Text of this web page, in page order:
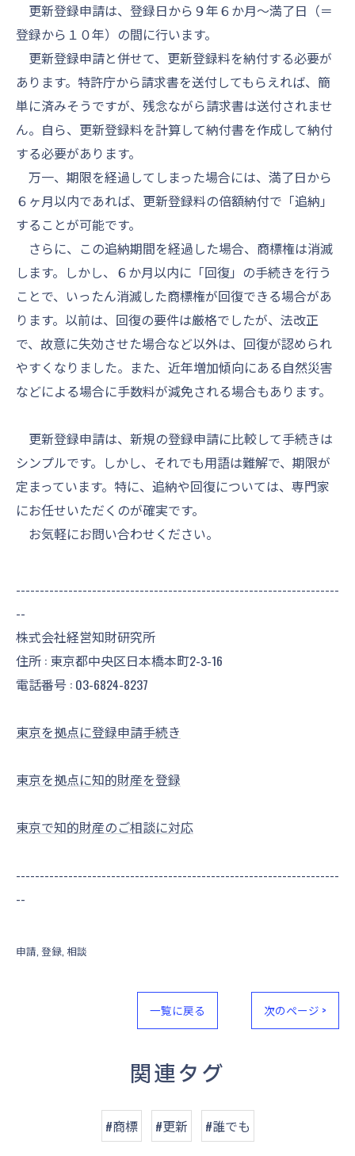
更新登録申請は、登録日から９年６か月～満了日（＝
登録から１０年）の間に行います。
更新登録申請と併せて、更新登録料を納付する必要が
あります。特許庁から請求書を送付してもらえれば、簡
単に済みそうですが、残念ながら請求書は送付されませ
ん。自ら、更新登録料を計算して納付書を作成して納付
する必要があります。
万一、期限を経過してしまった場合には、満了日から
６ヶ月以内であれば、更新登録料の倍額納付で「追納」
することが可能です。
さらに、この追納期間を経過した場合、商標権は消滅
します。しかし、６か月以内に「回復」の手続きを行う
ことで、いったん消滅した商標権が回復できる場合があ
ります。以前は、回復の要件は厳格でしたが、法改正
で、故意に失効させた場合など以外は、回復が認められ
やすくなりました。また、近年増加傾向にある自然災害
などによる場合に手数料が減免される場合もあります。
更新登録申請は、新規の登録申請に比較して手続きは
シンプルです。しかし、それでも用語は難解で、期限が
定まっています。特に、追納や回復については、専門家
にお任せいただくのが確実です。
お気軽にお問い合わせください。
--------------------------------------------------------------------
--
株式会社経営知財研究所
住所 : 東京都中央区日本橋本町2-3-16
電話番号 : 03-6824-8237
東京を拠点に登録申請手続き
東京を拠点に知的財産を登録
東京で知的財産のご相談に対応
--------------------------------------------------------------------
--
申請 登録 相談
一覧に戻る 次のページ >
関連タグ
#商標 #更新 #誰でも